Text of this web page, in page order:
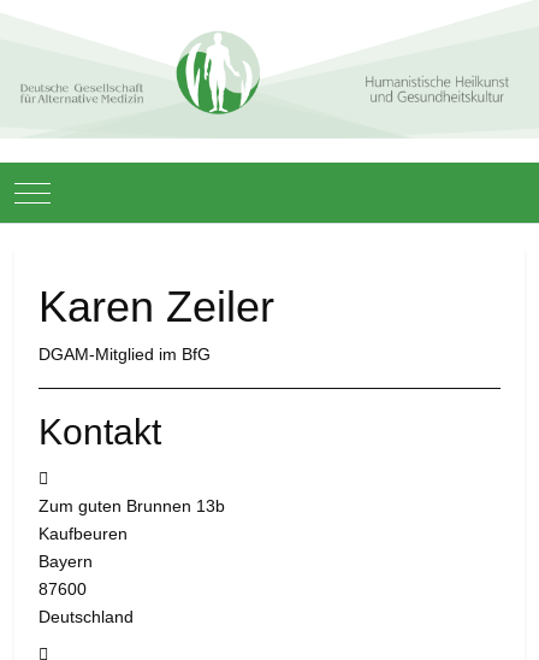
Mobile Menu Toggle
Karen Zeiler
DGAM-Mitglied im BfG
Kontakt
Zum guten Brunnen 13b
Kaufbeuren
Bayern
87600
Deutschland